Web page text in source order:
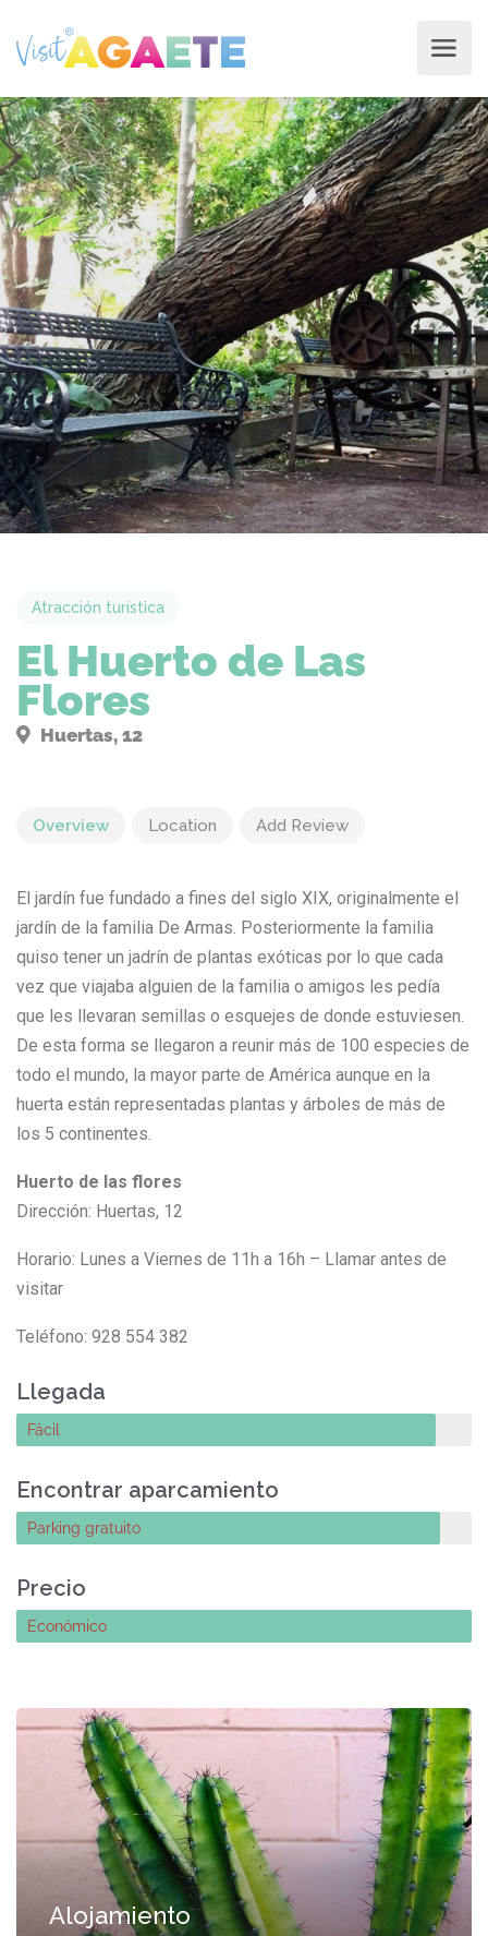
Atracción turística
El Huerto de Las
Flores
Huertas, 12
Overview Location Add Review
El jardín fue fundado a fines del siglo XIX, originalmente el
jardín de la familia De Armas. Posteriormente la familia
quiso tener un jadrín de plantas exóticas por lo que cada
vez que viajaba alguien de la familia o amigos les pedía
que les llevaran semillas o esquejes de donde estuviesen.
De esta forma se llegaron a reunir más de 100 especies de
todo el mundo, la mayor parte de América aunque en la
huerta están representadas plantas y árboles de más de
los 5 continentes.
Huerto de las flores
Dirección: Huertas, 12
Horario: Lunes a Viernes de 11h a 16h – Llamar antes de
visitar
Teléfono: 928 554 382
Llegada
Fácil
Encontrar aparcamiento
Parking gratuito
Precio
Económico
Alojamiento